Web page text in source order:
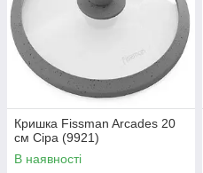
Кришка Fissman Arcades 20
см Сіра (9921)
В наявності